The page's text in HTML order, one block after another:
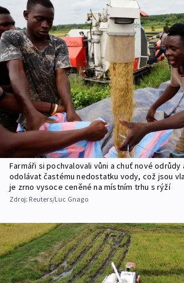
Farmáři si pochvalovali vůni a chuť nové
odolávat častému nedostatku vody, což jsou
je zrno vysoce ceněné na místním trhu s rýží
Zdroj: Reuters/Luc Gnago